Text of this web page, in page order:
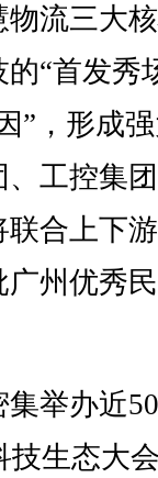
流三大
“首发秀
”，形成
工控集
合上下
州优秀
举办近
技生态大